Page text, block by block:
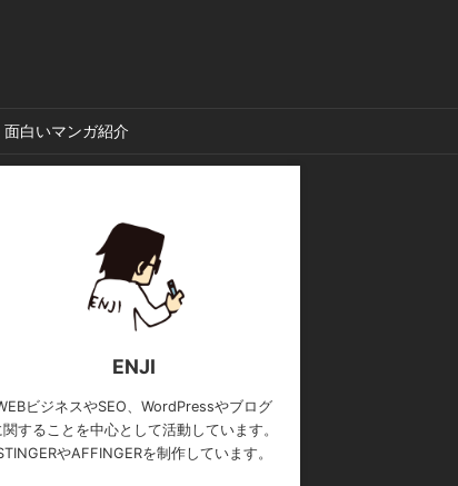
面白いマンガ紹介
ENJI
ビジネスやSEO、WordPressやブログ
関することを中心として活動しています。
やAFFINGERを制作しています。